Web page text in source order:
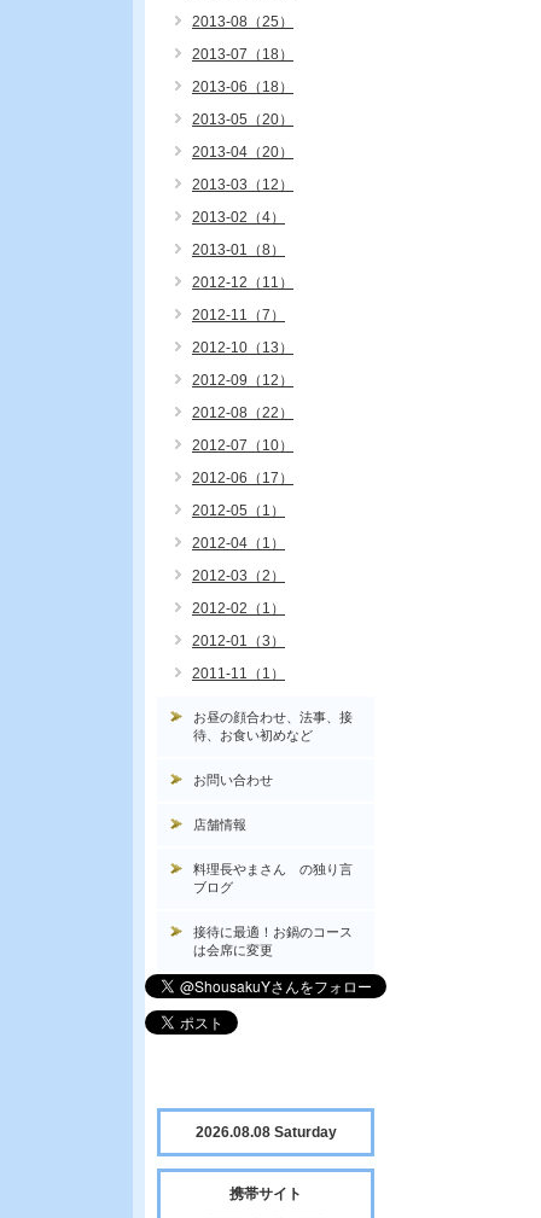
2013-08（25）
2013-07（18）
2013-06（18）
2013-05（20）
2013-04（20）
2013-03（12）
2013-02（4）
2013-01（8）
2012-12（11）
2012-11（7）
2012-10（13）
2012-09（12）
2012-08（22）
2012-07（10）
2012-06（17）
2012-05（1）
2012-04（1）
2012-03（2）
2012-02（1）
2012-01（3）
2011-11（1）
お昼の顔合わせ、法事、接
待、お食い初めなど
お問い合わせ
店舗情報
料理長やまさん の独り言
ブログ
接待に最適！お鍋のコース
は会席に変更
2026.08.08 Saturday
携帯サイト